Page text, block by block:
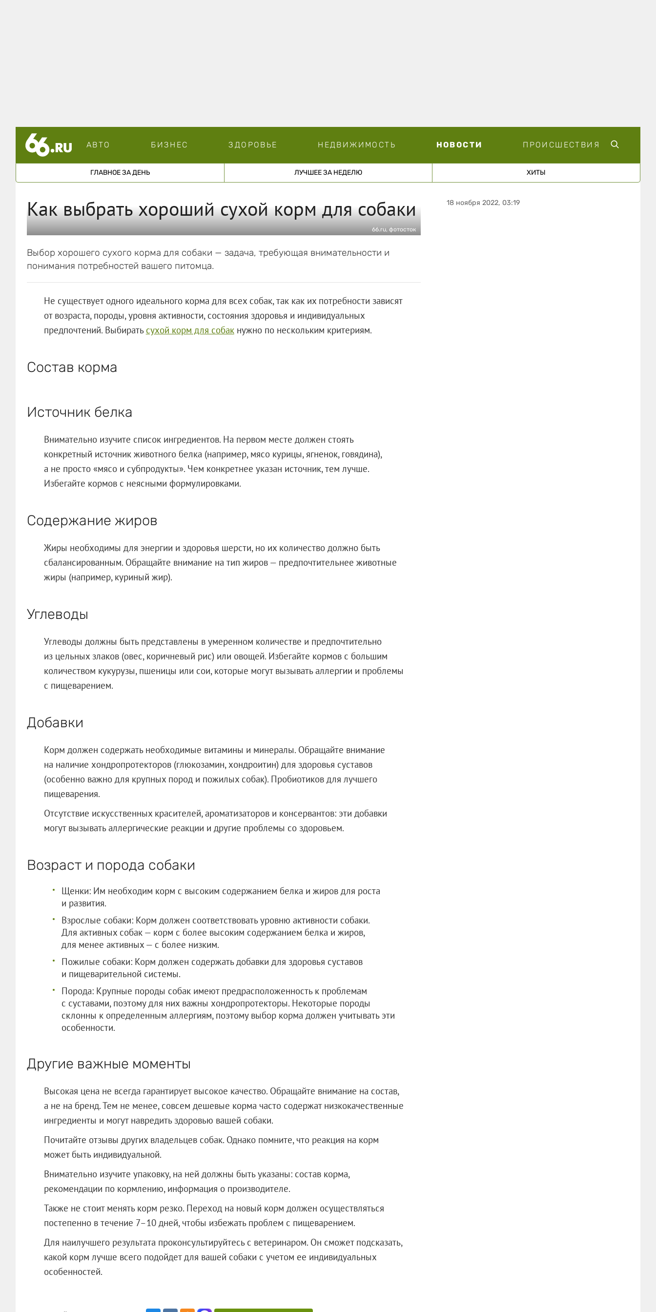
АВТО БИЗНЕС ЗДОРОВЬЕ НЕДВИЖИМОСТЬ НОВОСТИ ПРОИСШЕСТВИЯ
ГЛАВНОЕ ЗА ДЕНЬ ЛУЧШЕЕ ЗА НЕДЕЛЮ ХИТЫ
Как выбрать хороший сухой корм для собаки
66.ru, фотосток
Выбор хорошего сухого корма для собаки — задача, требующая внимательности и
понимания потребностей вашего питомца.
Не существует одного идеального корма для всех собак, так как их потребности зависят
от возраста, породы, уровня активности, состояния здоровья и индивидуальных
предпочтений. Выбирать сухой корм для собакнужно по нескольким критериям.
Состав корма
Источник белка
Внимательно изучите список ингредиентов. На первом месте должен стоять
конкретный источник животного белка (например, мясо курицы, ягненок, говядина),
а не просто «мясо и субпродукты». Чем конкретнее указан источник, тем лучше.
Избегайте кормов с неясными формулировками.
Содержание жиров
Жиры необходимы для энергии и здоровья шерсти, но их количество должно быть
сбалансированным. Обращайте внимание на тип жиров — предпочтительнее животные
жиры (например, куриный жир).
Углеводы
Углеводы должны быть представлены в умеренном количестве и предпочтительно
из цельных злаков (овес, коричневый рис) или овощей. Избегайте кормов с большим
количеством кукурузы, пшеницы или сои, которые могут вызывать аллергии и проблемы
с пищеварением.
Добавки
Корм должен содержать необходимые витамины и минералы. Обращайте внимание
на наличие хондропротекторов (глюкозамин, хондроитин) для здоровья суставов
(особенно важно для крупных пород и пожилых собак). Пробиотиков для лучшего
пищеварения.
Отсутствие искусственных красителей, ароматизаторов и консервантов: эти добавки
могут вызывать аллергические реакции и другие проблемы со здоровьем.
Возраст и порода собаки
Щенки: Им необходим корм с высоким содержанием белка и жиров для роста
и развития.
Взрослые собаки: Корм должен соответствовать уровню активности собаки.
Для активных собак — корм с более высоким содержанием белка и жиров,
для менее активных — с более низким.
Пожилые собаки: Корм должен содержать добавки для здоровья суставов
и пищеварительной системы.
Порода: Крупные породы собак имеют предрасположенность к проблемам
с суставами, поэтому для них важны хондропротекторы. Некоторые породы
склонны к определенным аллергиям, поэтому выбор корма должен учитывать эти
особенности.
Другие важные моменты
Высокая цена не всегда гарантирует высокое качество. Обращайте внимание на состав,
а не на бренд. Тем не менее, совсем дешевые корма часто содержат низкокачественные
ингредиенты и могут навредить здоровью вашей собаки.
Почитайте отзывы других владельцев собак. Однако помните, что реакция на корм
может быть индивидуальной.
Внимательно изучите упаковку, на ней должны быть указаны: состав корма,
рекомендации по кормлению, информация о производителе.
Также не стоит менять корм резко. Переход на новый корм должен осуществляться
постепенно в течение 7–10 дней, чтобы избежать проблем с пищеварением.
Для наилучшего результата проконсультируйтесь с ветеринаром. Он сможет подсказать,
какой корм лучше всего подойдет для вашей собаки с учетом ее индивидуальных
особенностей.
18 ноября 2022, 03:19